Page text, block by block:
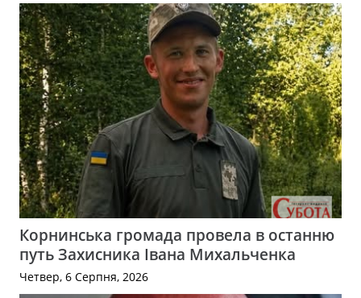
Корнинська громада провела в останню
путь Захисника Івана Михальченка
Четвер, 6 Серпня, 2026